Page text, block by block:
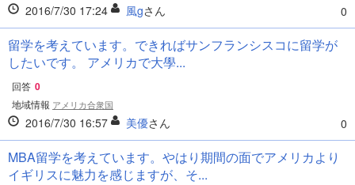
2016/7/30 17:24 風gさん 0
留学を考えています。できればサンフランシスコに留学が
したいです。 アメリカで大學...
回答 0
地域情報 アメリカ合衆国
2016/7/30 16:57 美優さん 0
MBA留学を考えています。やはり期間の面でアメリカより
イギリスに魅力を感じますが、そ...